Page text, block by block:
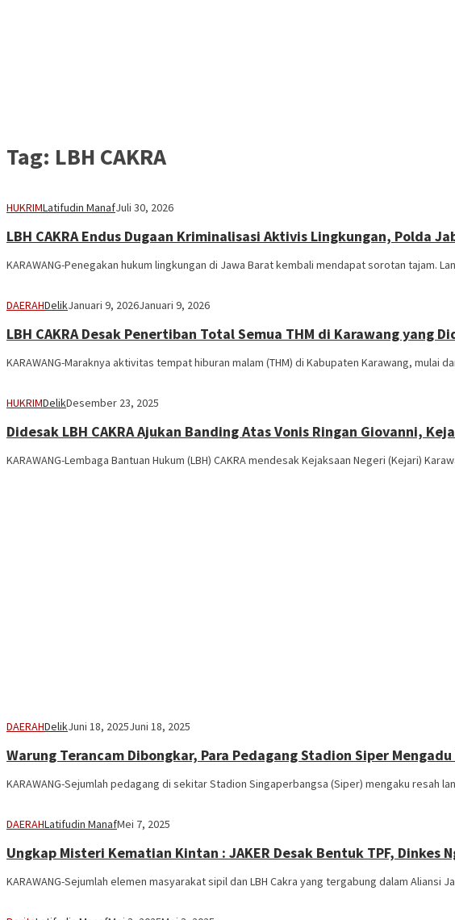
Tag: LBH CAKRA
HUKRIMLatifudin ManafJuli 30, 2026
LBH CAKRA Endus Dugaan Kriminalisasi Aktivis Lingkungan, Polda
KARAWANG-Penegakan hukum lingkungan di Jawa Barat kembali mendapat sorotan tajam.
DAERAHDelikJanuari 9, 2026Januari 9, 2026
LBH CAKRA Desak Penertiban Total Semua THM di Karawang yang
KARAWANG-Maraknya aktivitas tempat hiburan malam (THM) di Kabupaten Karawang, mulai
HUKRIMDelikDesember 23, 2025
Didesak LBH CAKRA Ajukan Banding Atas Vonis Ringan Giovanni,
KARAWANG-Lembaga Bantuan Hukum (LBH) CAKRA mendesak Kejaksaan Negeri (Kejari)
DAERAHDelikJuni 18, 2025Juni 18, 2025
Warung Terancam Dibongkar, Para Pedagang Stadion Siper Mengadu
KARAWANG-Sejumlah pedagang di sekitar Stadion Singaperbangsa (Siper) mengaku resah
DAERAHLatifudin ManafMei 7, 2025
Ungkap Misteri Kematian Kintan : JAKER Desak Bentuk TPF, Dinkes
KARAWANG-Sejumlah elemen masyarakat sipil dan LBH Cakra yang tergabung dalam Aliansi